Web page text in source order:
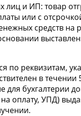
лиц и ИП: товар
или с
средств на
по реквизитам,
в
для бухгалтерии
оплату, УПД)